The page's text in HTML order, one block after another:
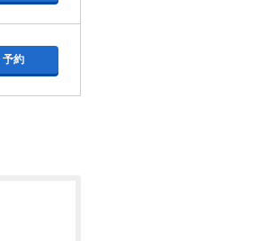
予約